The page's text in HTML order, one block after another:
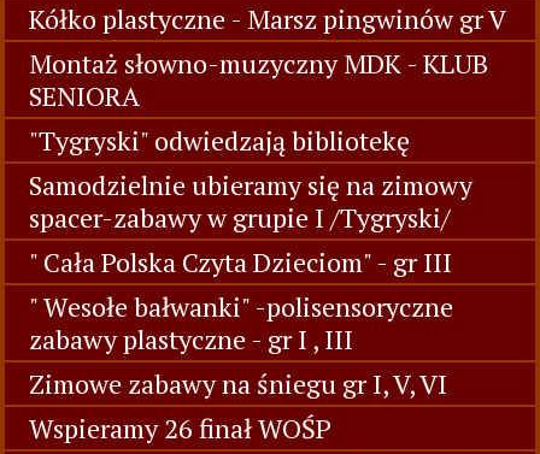
Kółko plastyczne - Marsz pingwinów gr V
Montaż słowno-muzyczny MDK - KLUB
SENIORA
"Tygryski" odwiedzają bibliotekę
Samodzielnie ubieramy się na zimowy
spacer-zabawy w grupie I /Tygryski/
" Cała Polska Czyta Dzieciom" - gr III
" Wesołe bałwanki" -polisensoryczne
zabawy plastyczne - gr I , III
Zimowe zabawy na śniegu gr I, V, VI
Wspieramy 26 finał WOŚP